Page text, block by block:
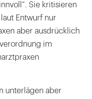
Sie kritisieren
Entwurf nur
aber ausdrücklich
im
unterlägen aber